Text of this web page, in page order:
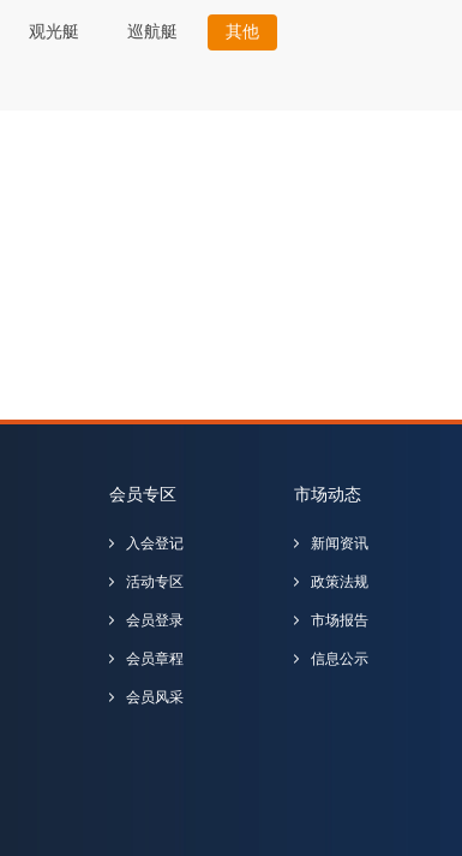
观光艇 巡航艇 其他
会员专区
入会登记
活动专区
会员登录
会员章程
会员风采
市场动态
新闻资讯
政策法规
市场报告
信息公示